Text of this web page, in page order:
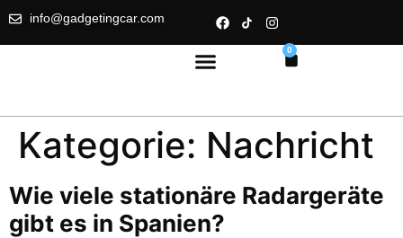
info@gadgetingcar.com
0
Kategorie: Nachricht
Wie viele stationäre Radargeräte
gibt es in Spanien?